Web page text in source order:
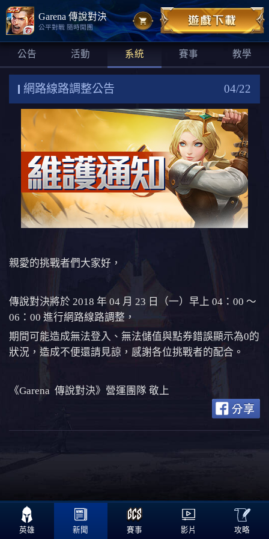
Garena 傳說對決
公平對戰 隨時開團
公告 活動 系統 賽事 教學
網路線路調整公告 04/22
親愛的挑戰者們大家好，
傳說對決將於 2018 年 04 月 23 日（一）早上 04：00 ～
06：00 進行網路線路調整，
期間可能造成無法登入、無法儲值與點券錯誤顯示為0的
狀況，造成不便還請見諒，感謝各位挑戰者的配合。
《Garena 傳說對決》營運團隊 敬上
英雄 新聞 賽事 影片

攻略